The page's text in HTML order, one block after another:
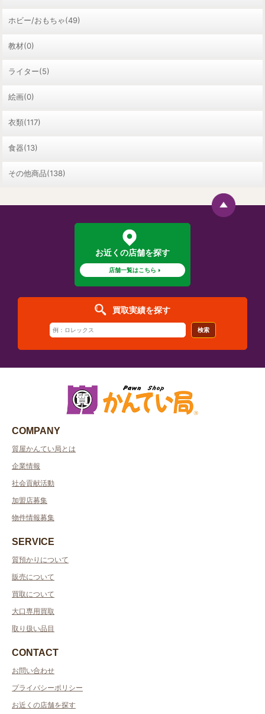
ホビー/おもちゃ(49)
教材(0)
ライター(5)
絵画(0)
衣類(117)
食器(13)
その他商品(138)
お近くの店舗を探す
店舗一覧はこちら
買取実績を探す
検索
COMPANY
質屋かんてい局とは
企業情報
社会貢献活動
加盟店募集
物件情報募集
SERVICE
質預かりについて
販売について
買取について
大口専用買取
取り扱い品目
CONTACT
お問い合わせ
プライバシーポリシー
お近くの店舗を探す